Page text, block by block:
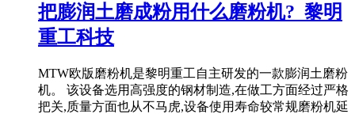
把膨润土磨成粉用什么磨粉机?_黎明
重工科技
MTW欧版磨粉机是黎明重工自主研发的一款膨润土磨粉
机。 该设备选用高强度的钢材制造,在做工方面经过严格
把关,质量方面也从不马虎,设备使用寿命较常规磨粉机延